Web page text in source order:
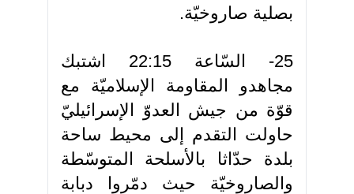
بصلية صاروخيّة.
25- السّاعة 22:15 اشتبك
مجاهدو المقاومة الإسلاميّة مع
قوّة من جيش العدوّ الإسرائيليّ
حاولت التقدم إلى محيط ساحة
بلدة حدّاثا بالأسلحة المتوسّطة
والصاروخيّة حيث دمّروا دبابة